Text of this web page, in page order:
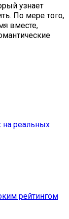
узнает
По мере того,
вместе,
на реальных
рейтингом